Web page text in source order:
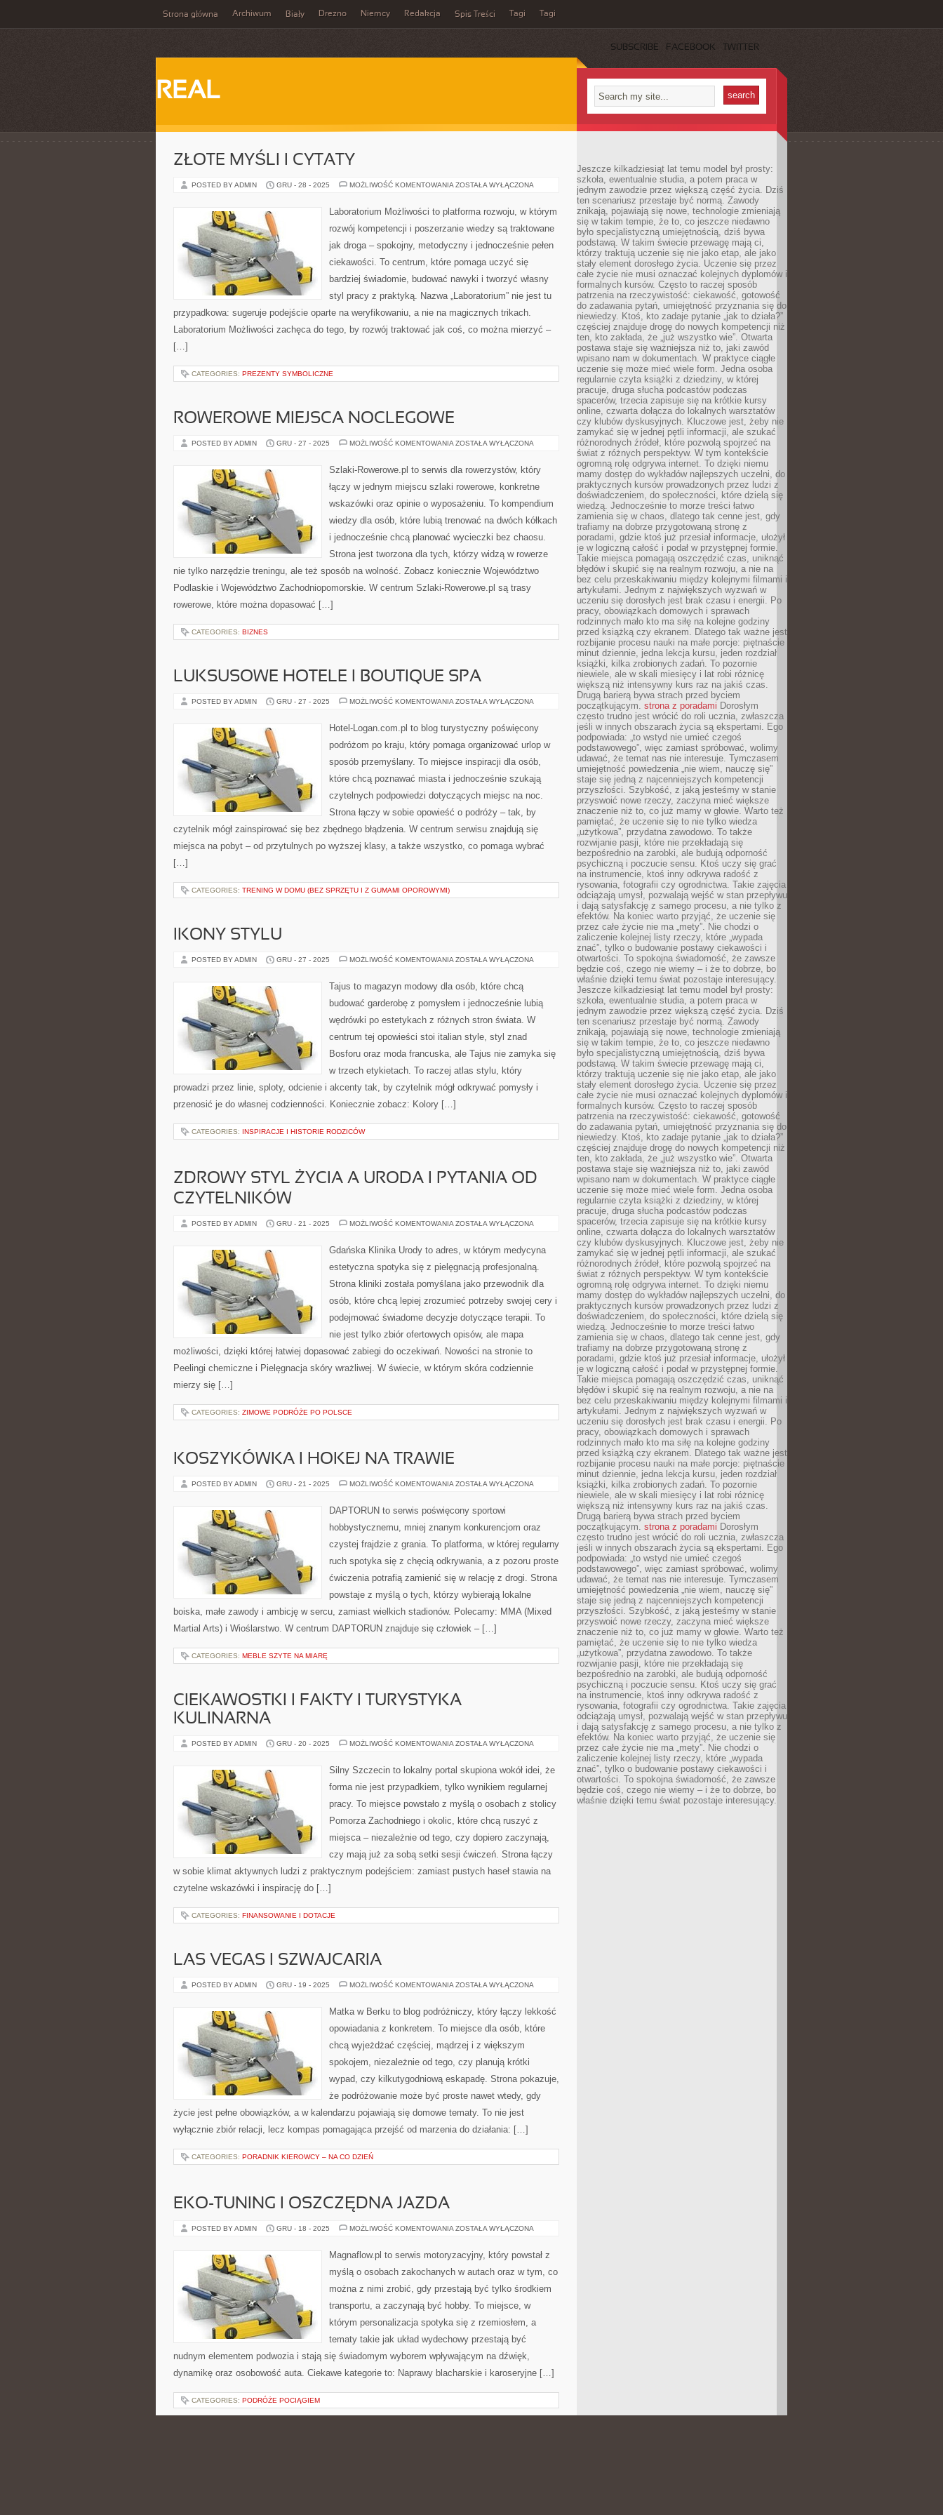
Strona główna Archiwum Biały Drezno Niemcy Redakcja Spis Treści Tagi Tagi
SUBSCRIBE FACEBOOK TWITTER
REAL
ZŁOTE MYŚLI I CYTATY
POSTED BY ADMIN GRU - 28 - 2025 MOŻLIWOŚĆ KOMENTOWANIA ZŁOTE
CYTATY
ZOSTAŁA WYŁĄCZONA
Laboratorium Możliwości to platforma rozwoju, w którym
rozwój kompetencji i poszerzanie wiedzy są traktowane
jak droga – spokojny, metodyczny i jednocześnie pełen
ciekawości. To centrum, które pomaga uczyć się
bardziej świadomie, budować nawyki i tworzyć własny
styl pracy z praktyką. Nazwa „Laboratorium” nie jest tu
przypadkowa: sugeruje podejście oparte na weryfikowaniu, a nie na magicznych trikach.
Laboratorium Możliwości zachęca do tego, by rozwój traktować jak coś, co można mierzyć –
[…]
CATEGORIES: PREZENTY SYMBOLICZNE
ROWEROWE MIEJSCA NOCLEGOWE
POSTED BY ADMIN GRU - 27 - 2025 MOŻLIWOŚĆ KOMENTOWANIA ROWEROWE
ZOSTAŁA WYŁĄCZONA
Szlaki-Rowerowe.pl to serwis dla rowerzystów, który
łączy w jednym miejscu szlaki rowerowe, konkretne
wskazówki oraz opinie o wyposażeniu. To kompendium
wiedzy dla osób, które lubią trenować na dwóch kółkach
i jednocześnie chcą planować wycieczki bez chaosu.
Strona jest tworzona dla tych, którzy widzą w rowerze
nie tylko narzędzie treningu, ale też sposób na wolność. Zobacz koniecznie Województwo
Podlaskie i Województwo Zachodniopomorskie. W centrum Szlaki-Rowerowe.pl są trasy
rowerowe, które można dopasować […]
CATEGORIES: BIZNES
LUKSUSOWE HOTELE I BOUTIQUE SPA
POSTED BY ADMIN GRU - 27 - 2025 MOŻLIWOŚĆ KOMENTOWANIA LUKSUSOWE
BOUTIQUE
SPA
ZOSTAŁA WYŁĄCZONA
Hotel-Logan.com.pl to blog turystyczny poświęcony
podróżom po kraju, który pomaga organizować urlop w
sposób przemyślany. To miejsce inspiracji dla osób,
które chcą poznawać miasta i jednocześnie szukają
czytelnych podpowiedzi dotyczących miejsc na noc.
Strona łączy w sobie opowieść o podróży – tak, by
czytelnik mógł zainspirować się bez zbędnego błądzenia. W centrum serwisu znajdują się
miejsca na pobyt – od przytulnych po wyższej klasy, a także wszystko, co pomaga wybrać
[…]
CATEGORIES: TRENING W DOMU (BEZ SPRZĘTU I Z GUMAMI OPOROWYMI)
IKONY STYLU
POSTED BY ADMIN GRU - 27 - 2025 MOŻLIWOŚĆ KOMENTOWANIA IKONY
ZOSTAŁA WYŁĄCZONA
Tajus to magazyn modowy dla osób, które chcą
budować garderobę z pomysłem i jednocześnie lubią
wędrówki po estetykach z różnych stron świata. W
centrum tej opowieści stoi italian style, styl znad
Bosforu oraz moda francuska, ale Tajus nie zamyka się
w trzech etykietach. To raczej atlas stylu, który
prowadzi przez linie, sploty, odcienie i akcenty tak, by czytelnik mógł odkrywać pomysły i
przenosić je do własnej codzienności. Koniecznie zobacz: Kolory […]
CATEGORIES: INSPIRACJE I HISTORIE RODZICÓW
ZDROWY STYL ŻYCIA A URODA I PYTANIA OD
CZYTELNIKÓW
POSTED BY ADMIN GRU - 21 - 2025 MOŻLIWOŚĆ KOMENTOWANIA ZDROWY
URODA
PYTANIA
CZYTELNIKÓW
ZOSTAŁA WYŁĄCZONA
Gdańska Klinika Urody to adres, w którym medycyna
estetyczna spotyka się z pielęgnacją profesjonalną.
Strona kliniki została pomyślana jako przewodnik dla
osób, które chcą lepiej zrozumieć potrzeby swojej cery i
podejmować świadome decyzje dotyczące terapii. To
nie jest tylko zbiór ofertowych opisów, ale mapa
możliwości, dzięki której łatwiej dopasować zabiegi do oczekiwań. Nowości na stronie to
Peelingi chemiczne i Pielęgnacja skóry wrażliwej. W świecie, w którym skóra codziennie
mierzy się […]
CATEGORIES: ZIMOWE PODRÓŻE PO POLSCE
KOSZYKÓWKA I HOKEJ NA TRAWIE
POSTED BY ADMIN GRU - 21 - 2025 MOŻLIWOŚĆ KOMENTOWANIA KOSZYKÓWKA
TRAWIE
ZOSTAŁA WYŁĄCZONA
DAPTORUN to serwis poświęcony sportowi
hobbystycznemu, mniej znanym konkurencjom oraz
czystej frajdzie z grania. To platforma, w której regularny
ruch spotyka się z chęcią odkrywania, a z pozoru proste
ćwiczenia potrafią zamienić się w relację z drogi. Strona
powstaje z myślą o tych, którzy wybierają lokalne
boiska, małe zawody i ambicję w sercu, zamiast wielkich stadionów. Polecamy: MMA (Mixed
Martial Arts) i Wioślarstwo. W centrum DAPTORUN znajduje się człowiek – […]
CATEGORIES: MEBLE SZYTE NA MIARĘ
CIEKAWOSTKI I FAKTY I TURYSTYKA
KULINARNA
POSTED BY ADMIN GRU - 20 - 2025 MOŻLIWOŚĆ KOMENTOWANIA CIEKAWOSTKI
I
TURYSTYKA
ZOSTAŁA WYŁĄCZONA
Silny Szczecin to lokalny portal skupiona wokół idei, że
forma nie jest przypadkiem, tylko wynikiem regularnej
pracy. To miejsce powstało z myślą o osobach z stolicy
Pomorza Zachodniego i okolic, które chcą ruszyć z
miejsca – niezależnie od tego, czy dopiero zaczynają,
czy mają już za sobą setki sesji ćwiczeń. Strona łączy
w sobie klimat aktywnych ludzi z praktycznym podejściem: zamiast pustych haseł stawia na
czytelne wskazówki i inspirację do […]
CATEGORIES: FINANSOWANIE I DOTACJE
LAS VEGAS I SZWAJCARIA
POSTED BY ADMIN GRU - 19 - 2025 MOŻLIWOŚĆ KOMENTOWANIA LAS
SZWAJCARIA
ZOSTAŁA WYŁĄCZONA
Matka w Berku to blog podróżniczy, który łączy lekkość
opowiadania z konkretem. To miejsce dla osób, które
chcą wyjeżdżać częściej, mądrzej i z większym
spokojem, niezależnie od tego, czy planują krótki
wypad, czy kilkutygodniową eskapadę. Strona pokazuje,
że podróżowanie może być proste nawet wtedy, gdy
życie jest pełne obowiązków, a w kalendarzu pojawiają się domowe tematy. To nie jest
wyłącznie zbiór relacji, lecz kompas pomagająca przejść od marzenia do działania: […]
CATEGORIES: PORADNIK KIEROWCY – NA CO DZIEŃ
EKO-TUNING I OSZCZĘDNA JAZDA
POSTED BY ADMIN GRU - 18 - 2025 MOŻLIWOŚĆ KOMENTOWANIA EKO-
OSZCZĘDNA
JAZDA
ZOSTAŁA WYŁĄCZONA
Magnaflow.pl to serwis motoryzacyjny, który powstał z
myślą o osobach zakochanych w autach oraz w tym, co
można z nimi zrobić, gdy przestają być tylko środkiem
transportu, a zaczynają być hobby. To miejsce, w
którym personalizacja spotyka się z rzemiosłem, a
tematy takie jak układ wydechowy przestają być
nudnym elementem podwozia i stają się świadomym wyborem wpływającym na dźwięk,
dynamikę oraz osobowość auta. Ciekawe kategorie to: Naprawy blacharskie i karoseryjne […]
CATEGORIES: PODRÓŻE POCIĄGIEM
Jeszcze kilkadziesiąt lat temu model był prosty:
szkoła, ewentualnie studia, a potem praca w
jednym zawodzie przez większą część życia. Dziś
ten scenariusz przestaje być normą. Zawody
znikają, pojawiają się nowe, technologie zmieniają
się w takim tempie, że to, co jeszcze niedawno
było specjalistyczną umiejętnością, dziś bywa
podstawą. W takim świecie przewagę mają ci,
którzy traktują uczenie się nie jako etap, ale jako
stały element dorosłego życia. Uczenie się przez
całe życie nie musi oznaczać kolejnych dyplomów i
formalnych kursów. Często to raczej sposób
patrzenia na rzeczywistość: ciekawość, gotowość
do zadawania pytań, umiejętność przyznania się do
niewiedzy. Ktoś, kto zadaje pytanie „jak to działa?”
częściej znajduje drogę do nowych kompetencji niż
ten, kto zakłada, że „już wszystko wie”. Otwarta
postawa staje się ważniejsza niż to, jaki zawód
wpisano nam w dokumentach. W praktyce ciągłe
uczenie się może mieć wiele form. Jedna osoba
regularnie czyta książki z dziedziny, w której
pracuje, druga słucha podcastów podczas
spacerów, trzecia zapisuje się na krótkie kursy
online, czwarta dołącza do lokalnych warsztatów
czy klubów dyskusyjnych. Kluczowe jest, żeby nie
zamykać się w jednej pętli informacji, ale szukać
różnorodnych źródeł, które pozwolą spojrzeć na
świat z różnych perspektyw. W tym kontekście
ogromną rolę odgrywa internet. To dzięki niemu
mamy dostęp do wykładów najlepszych uczelni, do
praktycznych kursów prowadzonych przez ludzi z
doświadczeniem, do społeczności, które dzielą się
wiedzą. Jednocześnie to morze treści łatwo
zamienia się w chaos, dlatego tak cenne jest, gdy
trafiamy na dobrze przygotowaną stronę z
poradami, gdzie ktoś już przesiał informacje, ułożył
je w logiczną całość i podał w przystępnej formie.
Takie miejsca pomagają oszczędzić czas, uniknąć
błędów i skupić się na realnym rozwoju, a nie na
bez celu przeskakiwaniu między kolejnymi filmami i
artykułami. Jednym z największych wyzwań w
uczeniu się dorosłych jest brak czasu i energii. Po
pracy, obowiązkach domowych i sprawach
rodzinnych mało kto ma siłę na kolejne godziny
przed książką czy ekranem. Dlatego tak ważne jest
rozbijanie procesu nauki na małe porcje: piętnaście
minut dziennie, jedna lekcja kursu, jeden rozdział
książki, kilka zrobionych zadań. To pozornie
niewiele, ale w skali miesięcy i lat robi różnicę
większą niż intensywny kurs raz na jakiś czas.
Drugą barierą bywa strach przed byciem
początkującym. strona z poradami Dorosłym
często trudno jest wrócić do roli ucznia, zwłaszcza
jeśli w innych obszarach życia są ekspertami. Ego
podpowiada: „to wstyd nie umieć czegoś
podstawowego”, więc zamiast spróbować, wolimy
udawać, że temat nas nie interesuje. Tymczasem
umiejętność powiedzenia „nie wiem, nauczę się”
staje się jedną z najcenniejszych kompetencji
przyszłości. Szybkość, z jaką jesteśmy w stanie
przyswoić nowe rzeczy, zaczyna mieć większe
znaczenie niż to, co już mamy w głowie. Warto też
pamiętać, że uczenie się to nie tylko wiedza
„użytkowa”, przydatna zawodowo. To także
rozwijanie pasji, które nie przekładają się
bezpośrednio na zarobki, ale budują odporność
psychiczną i poczucie sensu. Ktoś uczy się grać
na instrumencie, ktoś inny odkrywa radość z
rysowania, fotografii czy ogrodnictwa. Takie zajęcia
odciążają umysł, pozwalają wejść w stan przepływu
i dają satysfakcję z samego procesu, a nie tylko z
efektów. Na koniec warto przyjąć, że uczenie się
przez całe życie nie ma „mety”. Nie chodzi o
zaliczenie kolejnej listy rzeczy, które „wypada
znać”, tylko o budowanie postawy ciekawości i
otwartości. To spokojna świadomość, że zawsze
będzie coś, czego nie wiemy – i że to dobrze, bo
właśnie dzięki temu świat pozostaje interesujący.
Jeszcze kilkadziesiąt lat temu model był prosty:
szkoła, ewentualnie studia, a potem praca w
jednym zawodzie przez większą część życia. Dziś
ten scenariusz przestaje być normą. Zawody
znikają, pojawiają się nowe, technologie zmieniają
się w takim tempie, że to, co jeszcze niedawno
było specjalistyczną umiejętnością, dziś bywa
podstawą. W takim świecie przewagę mają ci,
którzy traktują uczenie się nie jako etap, ale jako
stały element dorosłego życia. Uczenie się przez
całe życie nie musi oznaczać kolejnych dyplomów i
formalnych kursów. Często to raczej sposób
patrzenia na rzeczywistość: ciekawość, gotowość
do zadawania pytań, umiejętność przyznania się do
niewiedzy. Ktoś, kto zadaje pytanie „jak to działa?”
częściej znajduje drogę do nowych kompetencji niż
ten, kto zakłada, że „już wszystko wie”. Otwarta
postawa staje się ważniejsza niż to, jaki zawód
wpisano nam w dokumentach. W praktyce ciągłe
uczenie się może mieć wiele form. Jedna osoba
regularnie czyta książki z dziedziny, w której
pracuje, druga słucha podcastów podczas
spacerów, trzecia zapisuje się na krótkie kursy
online, czwarta dołącza do lokalnych warsztatów
czy klubów dyskusyjnych. Kluczowe jest, żeby nie
zamykać się w jednej pętli informacji, ale szukać
różnorodnych źródeł, które pozwolą spojrzeć na
świat z różnych perspektyw. W tym kontekście
ogromną rolę odgrywa internet. To dzięki niemu
mamy dostęp do wykładów najlepszych uczelni, do
praktycznych kursów prowadzonych przez ludzi z
doświadczeniem, do społeczności, które dzielą się
wiedzą. Jednocześnie to morze treści łatwo
zamienia się w chaos, dlatego tak cenne jest, gdy
trafiamy na dobrze przygotowaną stronę z
poradami, gdzie ktoś już przesiał informacje, ułożył
je w logiczną całość i podał w przystępnej formie.
Takie miejsca pomagają oszczędzić czas, uniknąć
błędów i skupić się na realnym rozwoju, a nie na
bez celu przeskakiwaniu między kolejnymi filmami i
artykułami. Jednym z największych wyzwań w
uczeniu się dorosłych jest brak czasu i energii. Po
pracy, obowiązkach domowych i sprawach
rodzinnych mało kto ma siłę na kolejne godziny
przed książką czy ekranem. Dlatego tak ważne jest
rozbijanie procesu nauki na małe porcje: piętnaście
minut dziennie, jedna lekcja kursu, jeden rozdział
książki, kilka zrobionych zadań. To pozornie
niewiele, ale w skali miesięcy i lat robi różnicę
większą niż intensywny kurs raz na jakiś czas.
Drugą barierą bywa strach przed byciem
początkującym. strona z poradami Dorosłym
często trudno jest wrócić do roli ucznia, zwłaszcza
jeśli w innych obszarach życia są ekspertami. Ego
podpowiada: „to wstyd nie umieć czegoś
podstawowego”, więc zamiast spróbować, wolimy
udawać, że temat nas nie interesuje. Tymczasem
umiejętność powiedzenia „nie wiem, nauczę się”
staje się jedną z najcenniejszych kompetencji
przyszłości. Szybkość, z jaką jesteśmy w stanie
przyswoić nowe rzeczy, zaczyna mieć większe
znaczenie niż to, co już mamy w głowie. Warto też
pamiętać, że uczenie się to nie tylko wiedza
„użytkowa”, przydatna zawodowo. To także
rozwijanie pasji, które nie przekładają się
bezpośrednio na zarobki, ale budują odporność
psychiczną i poczucie sensu. Ktoś uczy się grać
na instrumencie, ktoś inny odkrywa radość z
rysowania, fotografii czy ogrodnictwa. Takie zajęcia
odciążają umysł, pozwalają wejść w stan przepływu
i dają satysfakcję z samego procesu, a nie tylko z
efektów. Na koniec warto przyjąć, że uczenie się
przez całe życie nie ma „mety”. Nie chodzi o
zaliczenie kolejnej listy rzeczy, które „wypada
znać”, tylko o budowanie postawy ciekawości i
otwartości. To spokojna świadomość, że zawsze
będzie coś, czego nie wiemy – i że to dobrze, bo
właśnie dzięki temu świat pozostaje interesujący.